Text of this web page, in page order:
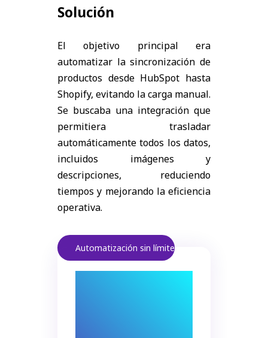
Solución
El objetivo principal era
automatizar la sincronización de
productos desde HubSpot hasta
Shopify, evitando la carga manual.
Se buscaba una integración que
permitiera trasladar
automáticamente todos los datos,
incluidos imágenes y
descripciones, reduciendo
tiempos y mejorando la eficiencia
operativa.
Automatización sin límites.